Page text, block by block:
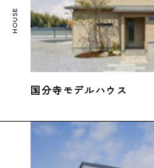
国分寺モデルハウス